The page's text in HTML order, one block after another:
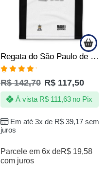
Regata do São Paulo de Quebrada – Grafite – Produto Oficial
Avaliação
5.00de 5
R$142,70 R$ 117,50
Em até 3x de R$39,17sem
juros
À vista R$111,63 no Pix
Parcele em 6x deR$ 19,58
com juros